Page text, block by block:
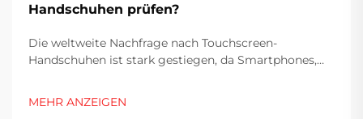
Handschuhen prüfen?
Die weltweite Nachfrage nach Touchscreen-
Handschuhen ist stark gestiegen, da Smartphones,
beruflicher Aktivitäten geworden sind. Für
MEHR ANZEIGEN